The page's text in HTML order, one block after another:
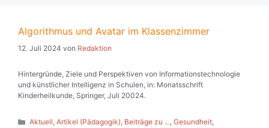
Algorithmus und Avatar im Klassenzimmer
12. Juli 2024 von Redaktion
Hintergründe, Ziele und Perspektiven von Informationstechnologie
und künstlicher Intelligenz in Schulen, in: Monatsschrift
Kinderheilkunde, Springer, Juli 20024.
Kategorien
Aktuell,Artikel (Pädagogik), Beiträge zu ...,Gesundheit,